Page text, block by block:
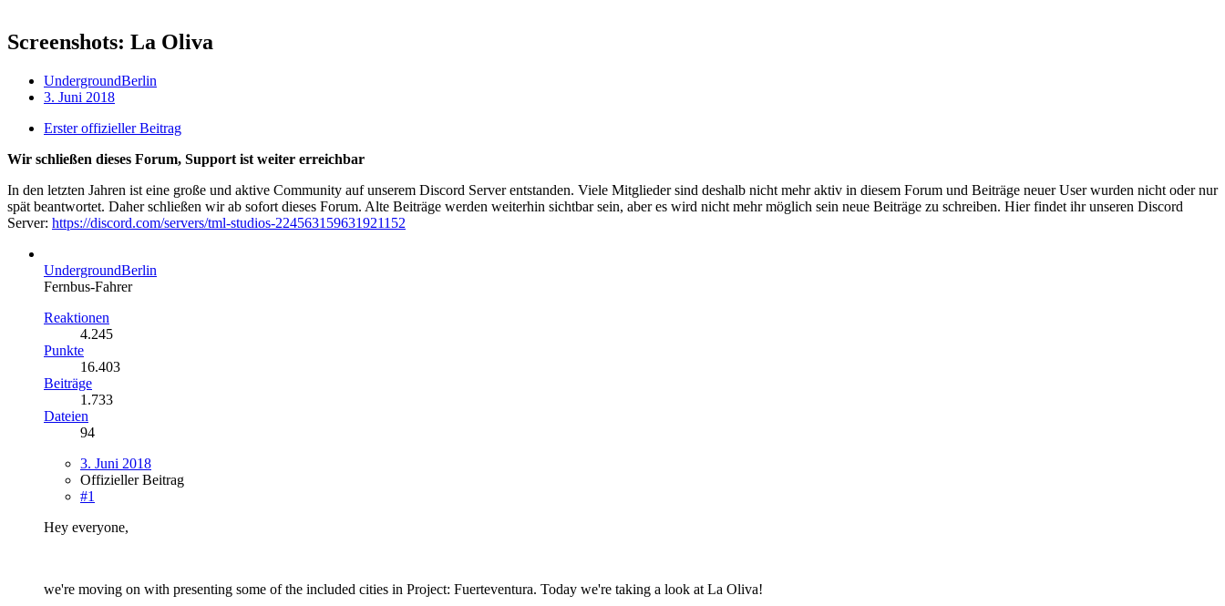
Screenshots: La Oliva
UndergroundBerlin
3. Juni 2018
Erster offizieller Beitrag
Wir schließen dieses Forum, Support ist weiter erreichbar
In den letzten Jahren ist eine große und aktive Community auf unserem Discord Server entstanden. Viele Mitglieder sind deshalb nicht mehr aktiv in diesem Forum und Beiträge neuer User wurden nicht oder nur
spät beantwortet. Daher schließen wir ab sofort dieses Forum. Alte Beiträge werden weiterhin sichtbar sein, aber es wird nicht mehr möglich sein neue Beiträge zu schreiben. Hier findet ihr unseren Discord
Server: https://discord.com/servers/tml-studios-224563159631921152
UndergroundBerlin
Fernbus-Fahrer
Reaktionen
4.245
Punkte
16.403
Beiträge
1.733
Dateien
94
3. Juni 2018
Offizieller Beitrag
#1
Hey everyone,
we're moving on with presenting some of the included cities in Project: Fuerteventura. Today we're taking a look at La Oliva!